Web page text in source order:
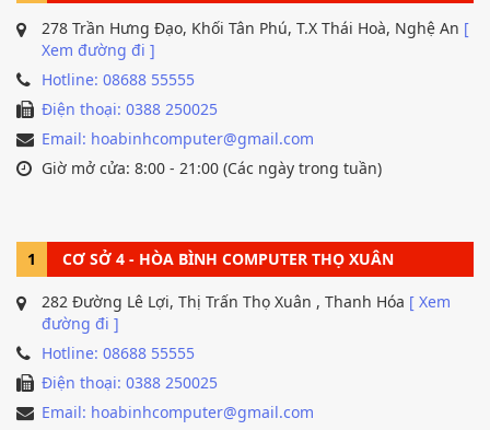
278 Trần Hưng Đạo, Khối Tân Phú, T.X Thái Hoà, Nghệ An [
Xem đường đi ]
Hotline: 08688 55555
Điện thoại: 0388 250025
Email: hoabinhcomputer@gmail.com
Giờ mở cửa: 8:00 - 21:00 (Các ngày trong tuần)
1 CƠ SỞ 4 - HÒA BÌNH COMPUTER THỌ XUÂN
282 Đường Lê Lợi, Thị Trấn Thọ Xuân , Thanh Hóa [ Xem
đường đi ]
Hotline: 08688 55555
Điện thoại: 0388 250025
Email: hoabinhcomputer@gmail.com